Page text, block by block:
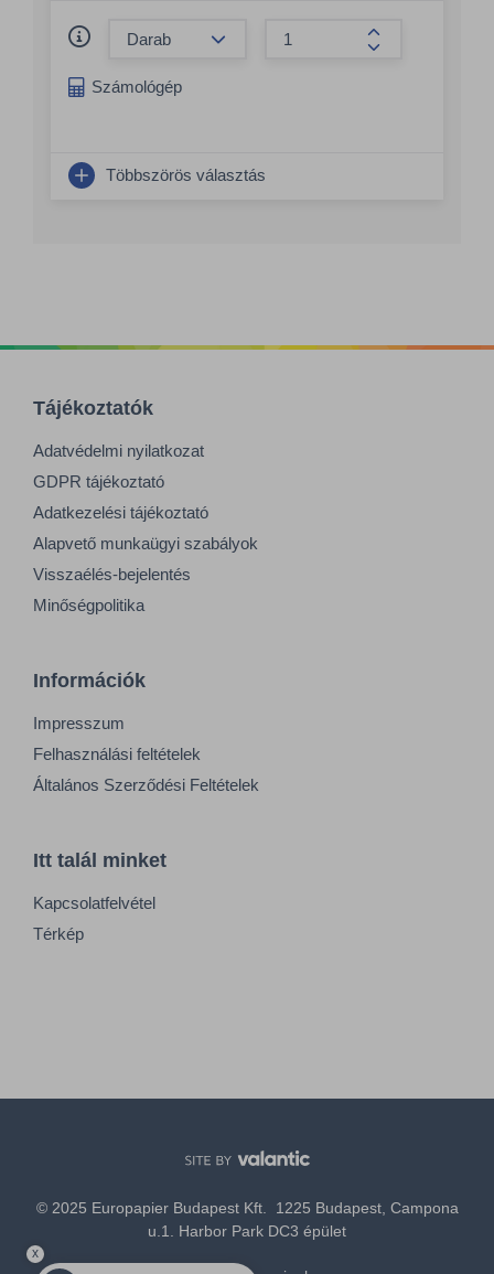
Összeg
Számológép
Többszörös választás
Tájékoztatók
Adatvédelmi nyilatkozat
GDPR tájékoztató
Adatkezelési tájékoztató
Alapvető munkaügyi szabályok
Visszaélés-bejelentés
Minőségpolitika
Információk
Impresszum
Felhasználási feltételek
Általános Szerződési Feltételek
Itt talál minket
Kapcsolatfelvétel
Térkép
© 2025 Europapier Budapest Kft. 1225 Budapest, Campona
u.1. Harbor Park DC3 épület
x